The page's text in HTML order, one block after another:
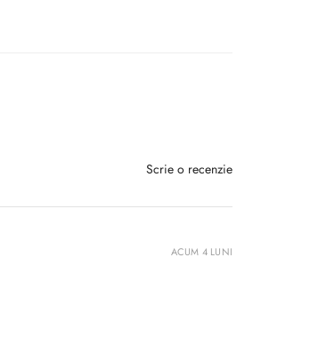
Scrie o recenzie
ACUM 4 LUNI